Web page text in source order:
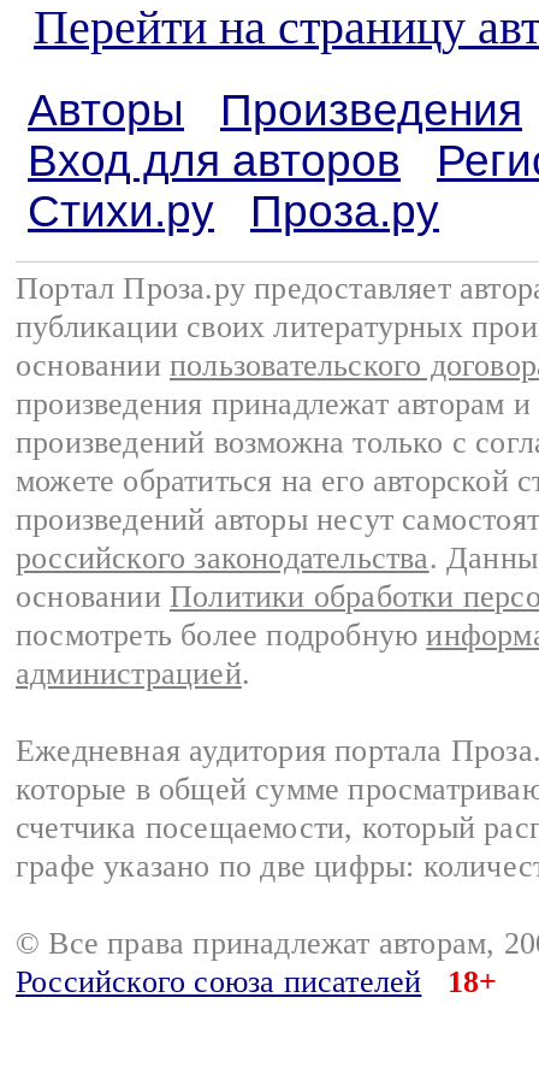
Перейти на страницу
Авторы
Произведения
Вход для авторов
Стихи.ру
Проза.ру
Портал Проза.ру предоставляет
публикации своих литературных
основании пользовательского
произведения принадлежат авторам
произведений возможна только с
можете обратиться на его авторской
произведений авторы несут
российского законодательства.
основании Политики обработки
посмотреть более подробную
администрацией.
Ежедневная аудитория портала
которые в общей сумме
счетчика посещаемости, который
графе указано по две цифры:
© Все права принадлежат авторам,
Российского союза писателей
18+